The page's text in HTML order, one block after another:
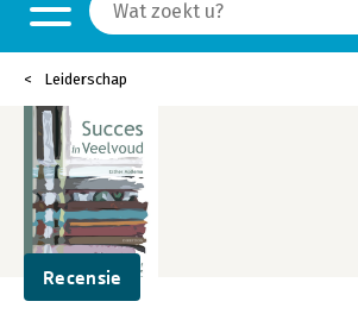
Leiderschap
Recensie